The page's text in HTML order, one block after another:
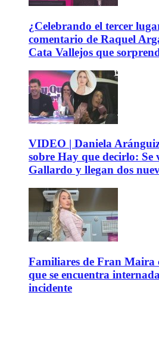
¿Celebrando el tercer
comentario de Raquel
Cata Vallejos que
VIDEO | Daniela
sobre Hay que decirlo: Se
Gallardo y llegan dos
Familiares de Fran Maira
que se encuentra
incidente